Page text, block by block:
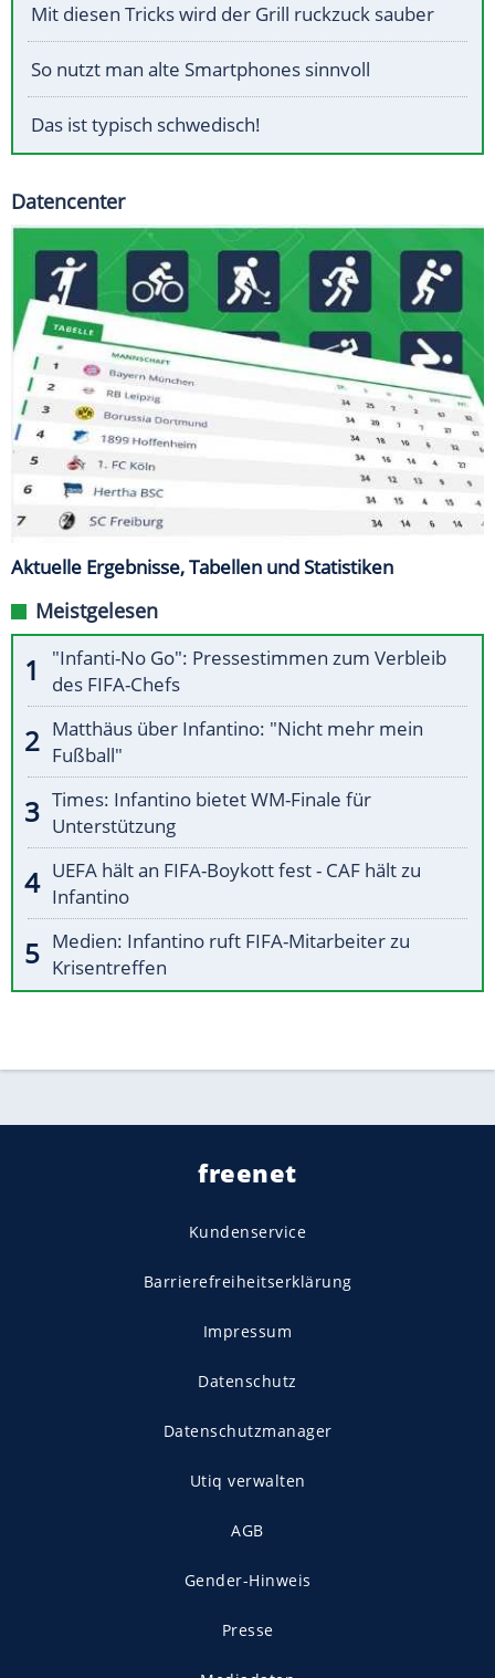
Mit diesen Tricks wird der Grill ruckzuck sauber
So nutzt man alte Smartphones sinnvoll
Das ist typisch schwedisch!
Datencenter
Aktuelle Ergebnisse, Tabellen und Statistiken
Meistgelesen
"Infanti-No Go": Pressestimmen zum Verbleib
des FIFA-Chefs
Matthäus über Infantino: "Nicht mehr mein
Fußball"
Times: Infantino bietet WM-Finale für
Unterstützung
UEFA hält an FIFA-Boykott fest - CAF hält zu
Infantino
Medien: Infantino ruft FIFA-Mitarbeiter zu
Krisentreffen
freenet
Kundenservice
Barrierefreiheitserklärung
Impressum
Datenschutz
Datenschutzmanager
Utiq verwalten
AGB
Gender-Hinweis
Presse